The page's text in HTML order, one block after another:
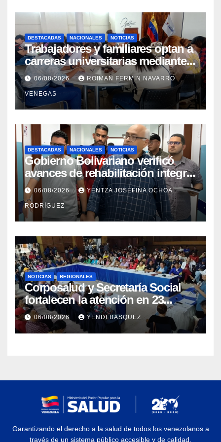
DESTACADAS NACIONALES NOTICIAS
Trabajadores y familiares optan a
carreras universitarias mediante
convenio entre MinSalud y la
UCV
06/08/2026 ROIMAN FERMIN NAVARRO
VENEGAS
DESTACADAS NACIONALES NOTICIAS
Gobierno Bolivariano verificó
avances de rehabilitación integral
en el Hospital Dr. José María
Vargas
06/08/2026 YENTZA JOSEFINA OCHOA
RODRÍGUEZ
NOTICIAS REGIONALES
Corposalud y Secretaría Social
fortalecen la atención en 23
municipios
06/08/2026 YENDI BASQUEZ
Garantizando el derecho a la salud de todos los venezolanos a
través de un sistema público accesible y de calidad.